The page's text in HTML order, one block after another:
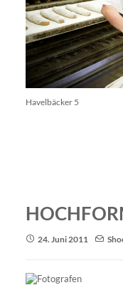
Havelbäcker 5
24. Juni 2011